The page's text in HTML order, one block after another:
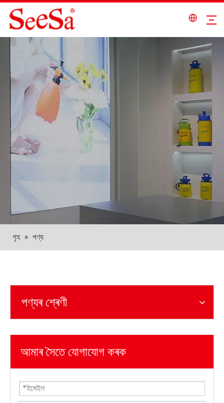
গৃহ » পণ্য
পণ্যৰ শ্ৰেণী
আমাৰ সৈতে যোগাযোগ কৰক